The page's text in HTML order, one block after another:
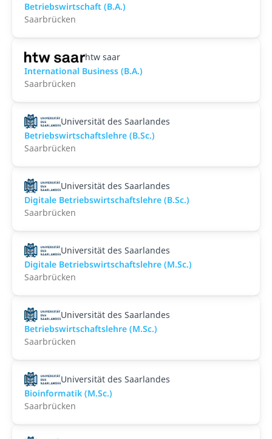
Betriebswirtschaft (B.A.)
Saarbrücken
htw saar
International Business (B.A.)
Saarbrücken
Universität des Saarlandes
Betriebswirtschaftslehre (B.Sc.)
Saarbrücken
Universität des Saarlandes
Digitale Betriebswirtschaftslehre (B.Sc.)
Saarbrücken
Universität des Saarlandes
Digitale Betriebswirtschaftslehre (M.Sc.)
Saarbrücken
Universität des Saarlandes
Betriebswirtschaftslehre (M.Sc.)
Saarbrücken
Universität des Saarlandes
Bioinformatik (M.Sc.)
Saarbrücken